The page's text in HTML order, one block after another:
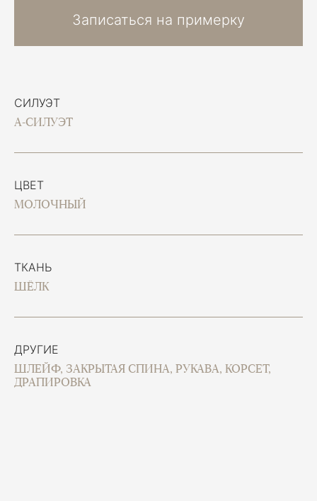
СИЛУЭТ
А-СИЛУЭТ
ЦВЕТ
МОЛОЧНЫЙ
ТКАНЬ
ШЁЛК
ДРУГИЕ
ШЛЕЙФ, ЗАКРЫТАЯ СПИНА, РУКАВА, КОРСЕТ,
ДРАПИРОВКА
Записаться на примерку